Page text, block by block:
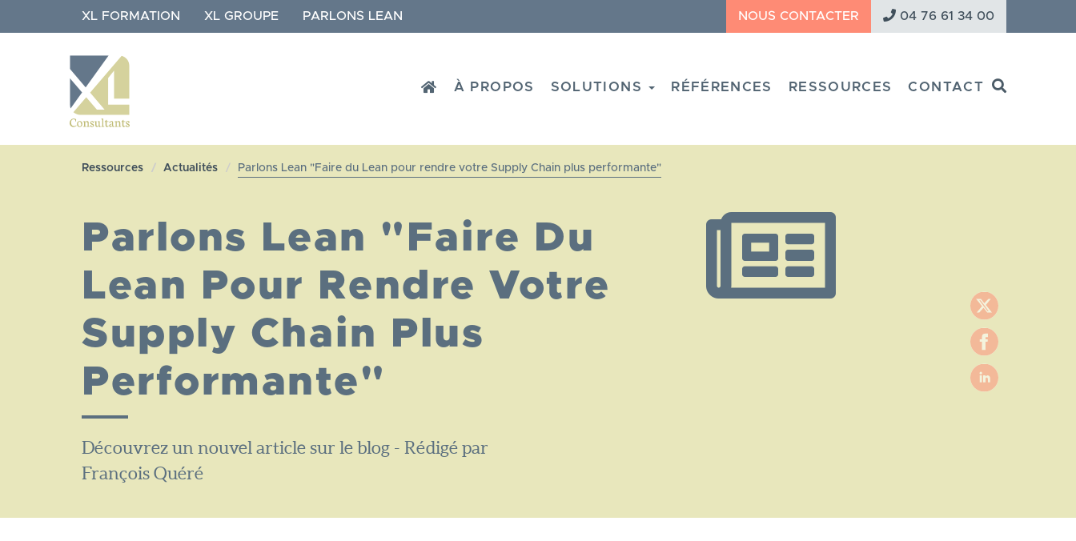
au
XL FORMATION XL GROUPE PARLONS LEAN NOUS CONTACTER 04 76 61 34 00
NAVIGATION
XL
HOME
À PROPOS SOLUTIONS RÉFÉRENCES RESSOURCES CONTACT
Ressources Actualités Parlons Lean "Faire du Lean pour rendre votre Supply Chain plus performante"
Parlons Lean "Faire Du
Lean Pour Rendre Votre
Supply Chain Plus
Performante"
Découvrez un nouvel article sur le blog - Rédigé par
François Quéré